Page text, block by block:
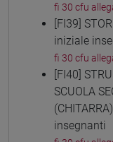
fi 30 cfu
[FI39]
iniziale
fi 30 cfu
[FI40]
SCUOLA
insegnanti